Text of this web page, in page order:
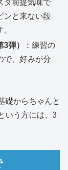
タ前提気味で
ンと来ない段
弾）
：練習の
で、好みが分
礎からちゃんと
いう方には、3